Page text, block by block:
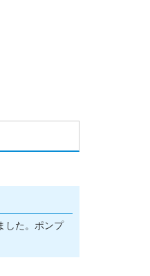
した。ポンプ